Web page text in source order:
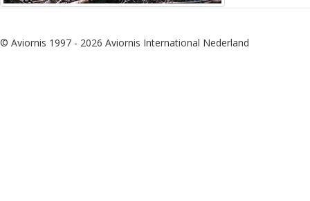
© Aviornis 1997 - 2026 Aviornis International Nederland